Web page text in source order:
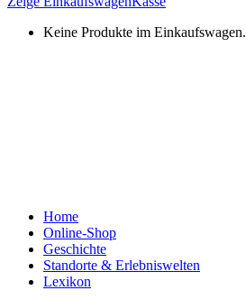
Keine Produkte im Einkaufswagen.
Home
Online-Shop
Geschichte
Standorte & Erlebniswelten
Lexikon